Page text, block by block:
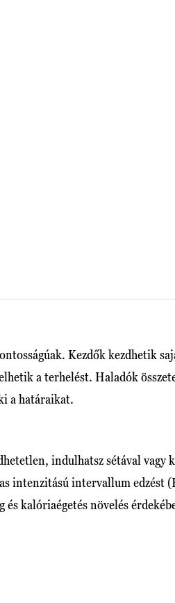
Kezdők kezdhetik
a terhelést. Haladók
a határaikat.
indulhatsz sétával vagy
intenzitású intervallum
kalóriaégetés növelés